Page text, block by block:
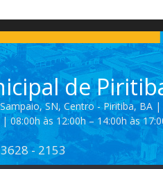
de
SN, Centro - Piritiba, BA
08:00h às 12:00h – 14:00h às
- 2153